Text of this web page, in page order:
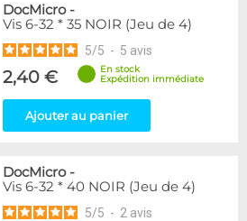
DocMicro-
Vis 6-32 * 35 NOIR (Jeu de 4)
5/5 - 5 avis
2,40 €
En stock
Expédition immédiate
Ajouter au panier
DocMicro-
Vis 6-32 * 40 NOIR (Jeu de 4)
5/5 - 2 avis